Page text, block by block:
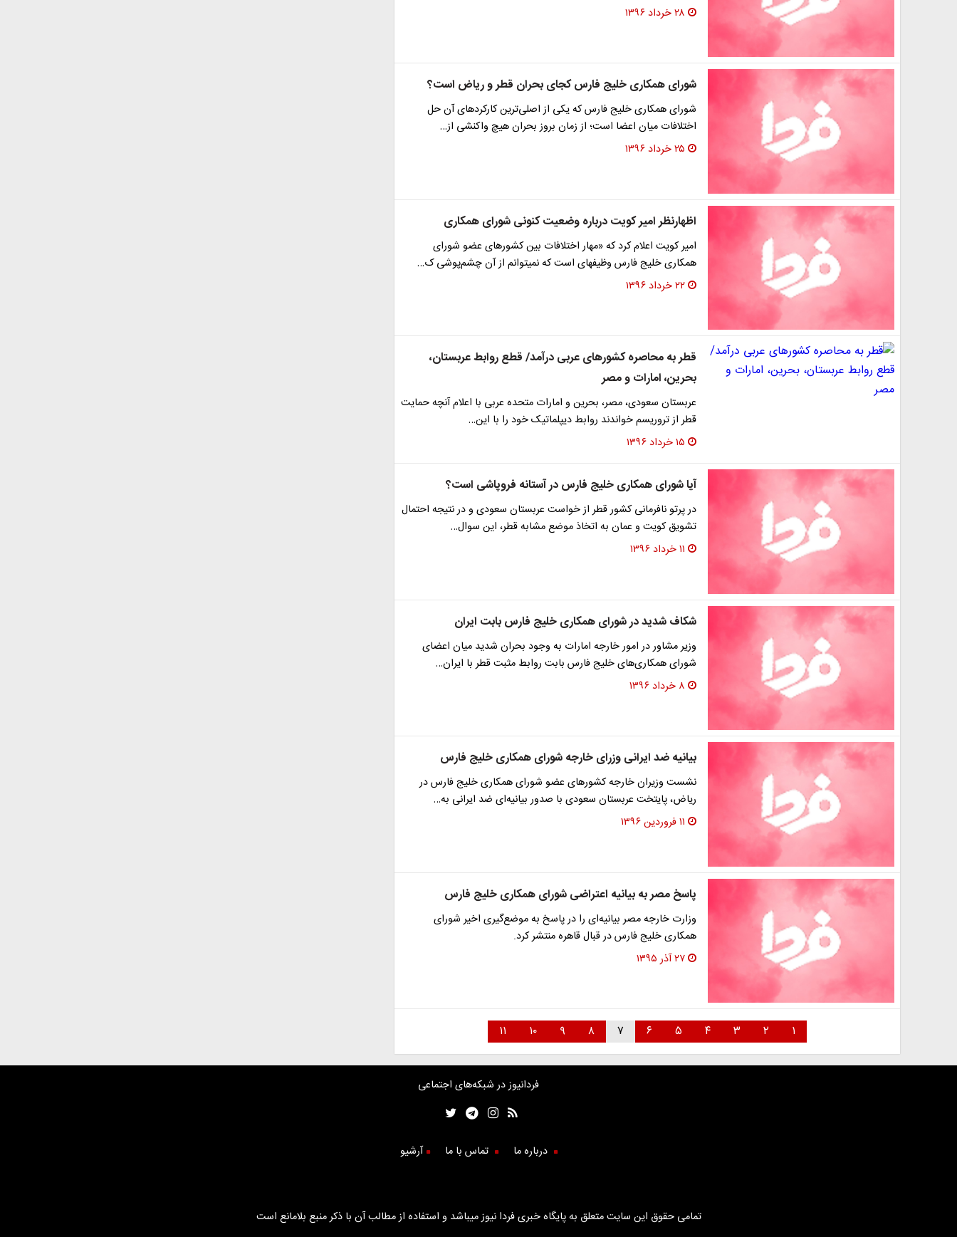
۲۸ خرداد ۱۳۹۶
شورای همکاری خلیج فارس کجای بحران قطر و ریاض است؟
شورای همکاری خلیج فارس که یکی از اصلی‌ترین کارکردهای آن حل
اختلافات میان اعضا است؛ از زمان بروز بحران هیچ واکنشی از…
۲۵ خرداد ۱۳۹۶
اظهارنظر امیر کویت درباره وضعیت کنونی شورای همکاری
امیر کویت اعلام کرد که «مهار اختلافات بین کشورهای عضو شورای
همکاری خلیج فارس وظیفه‎ای است که نمی‎توانم از آن چشم‌پوشی ک…
۲۲ خرداد ۱۳۹۶
قطر به محاصره کشورهای عربی درآمد/ قطع روابط عربستان،
بحرین، امارات و مصر
عربستان سعودی، مصر، بحرین و امارات متحده عربی با اعلام آنچه حمایت
قطر از تروریسم خواندند روابط دیپلماتیک خود را با این…
۱۵ خرداد ۱۳۹۶
آیا شورای همکاری خلیج فارس در آستانه فروپاشی است؟
در پرتو نافرمانی کشور قطر از خواست عربستان سعودی و در نتیجه احتمال
تشویق کویت و عمان به اتخاذ موضع مشابه قطر، این سوال…
۱۱ خرداد ۱۳۹۶
شکاف شدید در شورای همکاری خلیج فارس بابت ایران
وزیر مشاور در امور خارجه امارات به وجود بحران شدید میان اعضای
شورای همکاری‌های خلیج فارس بابت روابط مثبت قطر با ایران…
۸ خرداد ۱۳۹۶
بیانیه ضد ایرانی وزرای خارجه شورای همکاری خلیج فارس
نشست وزیران خارجه کشورهای عضو شورای همکاری خلیج فارس در
ریاض، پایتخت عربستان سعودی با صدور بیانیه‌ای ضد ایرانی به…
۱۱ فروردین ۱۳۹۶
پاسخ مصر به بیانیه اعتراضی شورای همکاری خلیج فارس
وزارت خارجه مصر بیانیه‌ای را در پاسخ به موضع‌گیری اخیر شورای
همکاری خلیج فارس در قبال قاهره منتشر کرد.
۲۷ آذر ۱۳۹۵
۱ ۲ ۳ ۴ ۵ ۶ ۷ ۸ ۹ ۱۰ ۱۱
فردانیوز در شبکه‌های اجتماعی
درباره ما تماس با ما آرشیو
تمامی حقوق این سایت متعلق به پایگاه خبری فردا نیوز میباشد و استفاده از مطالب آن با ذکر منبع بلامانع است